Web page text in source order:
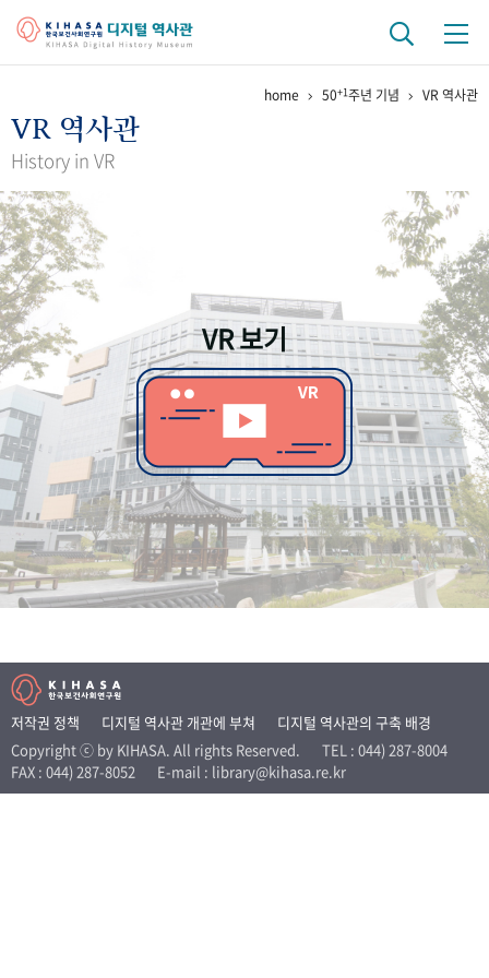
걸어온 길 기관 변천사
연구 역사
정책과 연구
간행물 변천사
기록물 아카이브
사진 아카이브 문서 기록물 행정박물 영상 기록물
50 주년 기념
성과 50선 숫자로 보는 50년 50 +1주년 광장
세계와 함께 한 KIHASA
VR 역사관
home 50+1주년 기념 VR 역사관
VR 역사관
History in VR
VR 보기
저작권 정책 디지털 역사관 개관에 부쳐
디지털 역사관의 구축 배경
Copyright ⓒ by KIHASA. All rights Reserved.
TEL : 044) 287-8004
FAX : 044) 287-8052
E-mail : library@kihasa.re.kr